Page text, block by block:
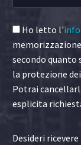
Ho letto l'
secondo
la protezione
Potrai
esplicita
Desideri